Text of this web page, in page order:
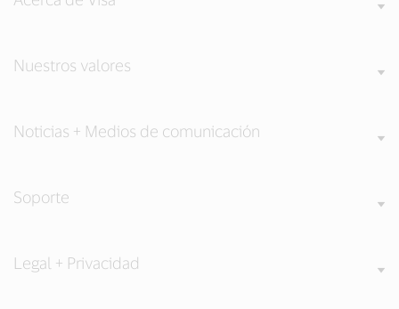
Nuestros valores
Noticias + Medios de comunicación
Soporte
Legal + Privacidad